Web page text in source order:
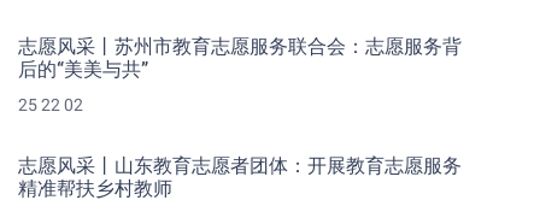
志愿风采丨苏州市教育志愿服务联合会：志愿服务背
后的“美美与共”
25 22 02
志愿风采丨山东教育志愿者团体：开展教育志愿服务
精准帮扶乡村教师